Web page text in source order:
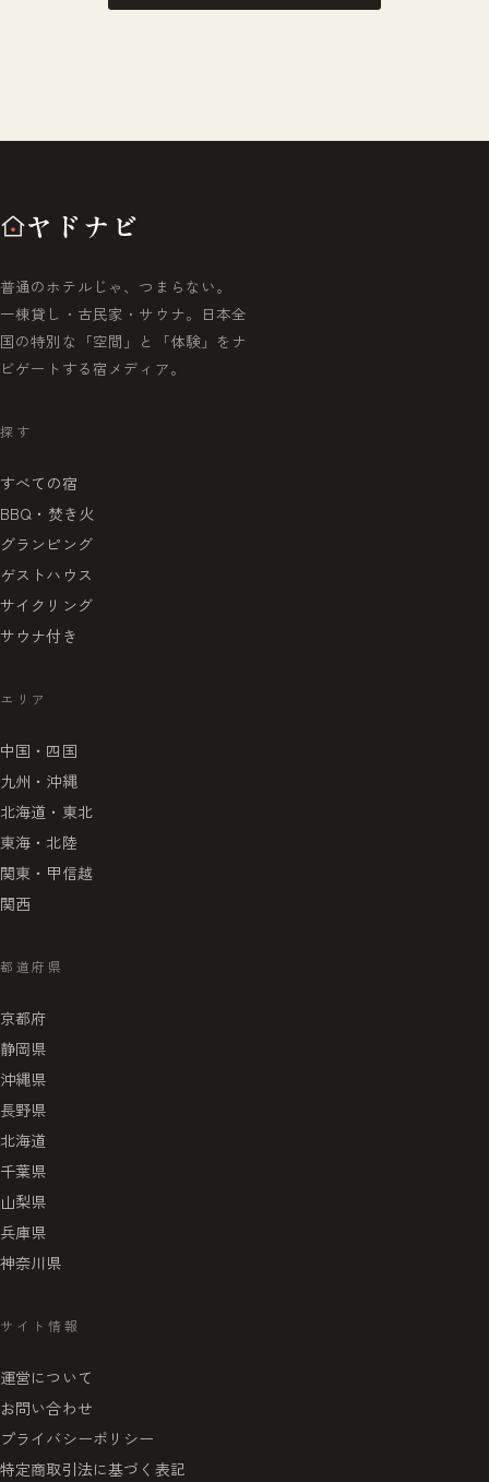
ヤドナビ
普通のホテルじゃ、つまらない。
一棟貸し・古民家・サウナ。日本全
国の特別な「空間」と「体験」をナ
ビゲートする宿メディア。
探す
すべての宿
BBQ・焚き火
グランピング
ゲストハウス
サイクリング
サウナ付き
エリア
中国・四国
九州・沖縄
北海道・東北
東海・北陸
関東・甲信越
関西
都道府県
京都府
静岡県
沖縄県
長野県
北海道
千葉県
山梨県
兵庫県
神奈川県
サイト情報
運営について
お問い合わせ
プライバシーポリシー
特定商取引法に基づく表記